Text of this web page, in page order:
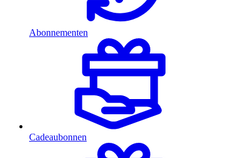
Abonnementen
Cadeaubonnen